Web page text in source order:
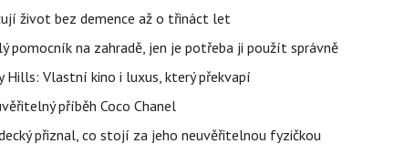
život bez demence až o třináct let
pomocník na zahradě, jen je potřeba ji použít správně
Hills: Vlastní kino i luxus, který překvapí
příběh Coco Chanel
přiznal, co stojí za jeho neuvěřitelnou fyzičkou